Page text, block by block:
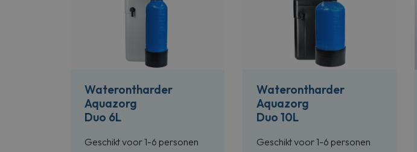
Waterontharder
Aquazorg
Duo 6L
Geschikt voor 1-6 personen
Waterontharder
Aquazorg
Duo 10L
Geschikt voor 1-6 personen